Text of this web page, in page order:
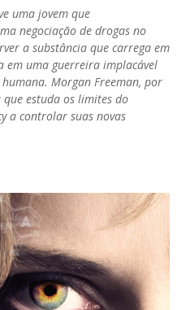
uma jovem que
negociação de drogas no
a substância que carrega em
em uma guerreira implacável
Morgan Freeman, por
estuda os limites do
a controlar suas novas